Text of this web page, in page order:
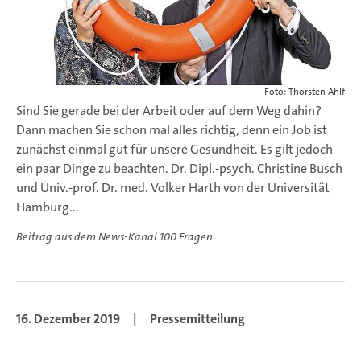
Foto: Thorsten Ahlf
Sind Sie gerade bei der Arbeit oder auf dem Weg dahin?
Dann machen Sie schon mal alles richtig, denn ein Job ist
zunächst einmal gut für unsere Gesundheit. Es gilt jedoch
ein paar Dinge zu beachten. Dr. Dipl.-psych. Christine Busch
und Univ.-prof. Dr. med. Volker Harth von der Universität
Hamburg...
Beitrag aus dem News-Kanal 100 Fragen
16. Dezember 2019 | Pressemitteilung